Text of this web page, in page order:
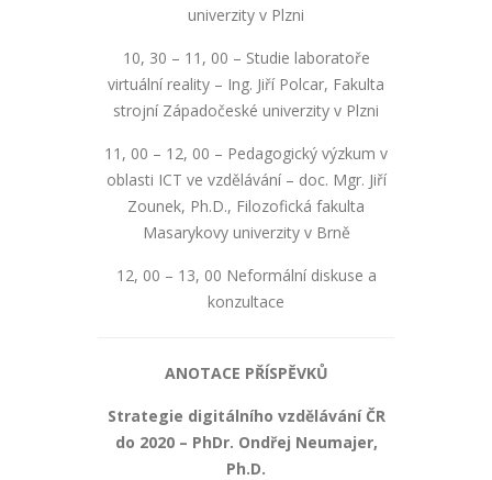
univerzity v Plzni
10, 30 – 11, 00 – Studie laboratoře
virtuální reality – Ing. Jiří Polcar, Fakulta
strojní Západočeské univerzity v Plzni
11, 00 – 12, 00 – Pedagogický výzkum v
oblasti ICT ve vzdělávání – doc. Mgr. Jiří
Zounek, Ph.D., Filozofická fakulta
Masarykovy univerzity v Brně
12, 00 – 13, 00 Neformální diskuse a
konzultace
ANOTACE PŘÍSPĚVKŮ
Strategie digitálního vzdělávání ČR
do 2020 – PhDr. Ondřej Neumajer,
Ph.D.